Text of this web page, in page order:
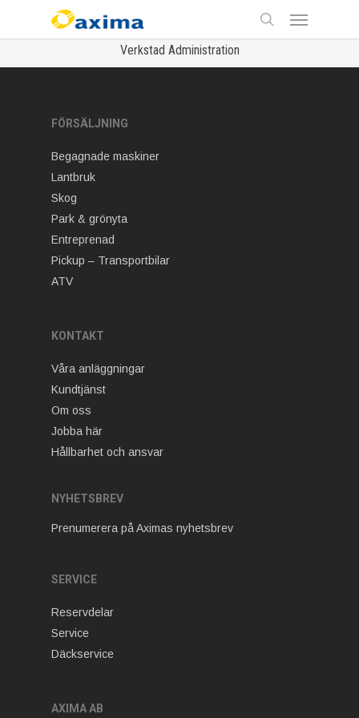
search
Menu
Verkstad Administration
FÖRSÄLJNING
Begagnade maskiner
Lantbruk
Skog
Park & grönyta
Entreprenad
Pickup – Transportbilar
ATV
KONTAKT
Våra anläggningar
Kundtjänst
Om oss
Jobba här
Hållbarhet och ansvar
NYHETSBREV
Prenumerera på Aximas nyhetsbrev
SERVICE
Reservdelar
Service
Däckservice
AXIMA AB